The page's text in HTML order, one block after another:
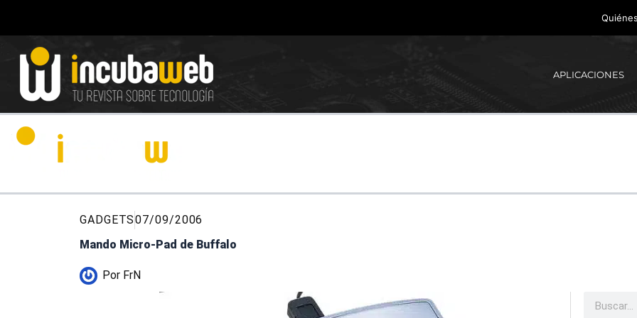
contenido
APLICACIONES
GADGETS07/09/2006
Mando Micro-Pad de Buffalo
Por FrN